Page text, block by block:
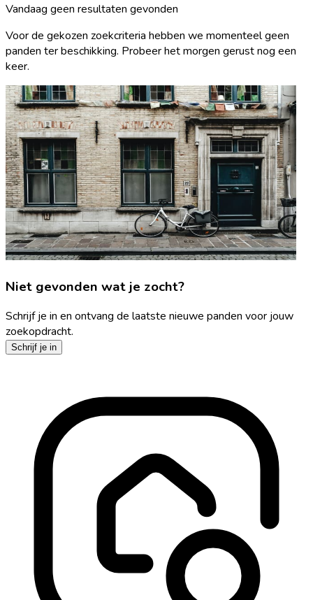
Vandaag geen resultaten gevonden
Voor de gekozen zoekcriteria hebben we momenteel geen
panden ter beschikking. Probeer het morgen gerust nog een
keer.
Niet gevonden wat je zocht?
Schrijf je in en ontvang de laatste nieuwe panden voor jouw
zoekopdracht.
Schrijf je in